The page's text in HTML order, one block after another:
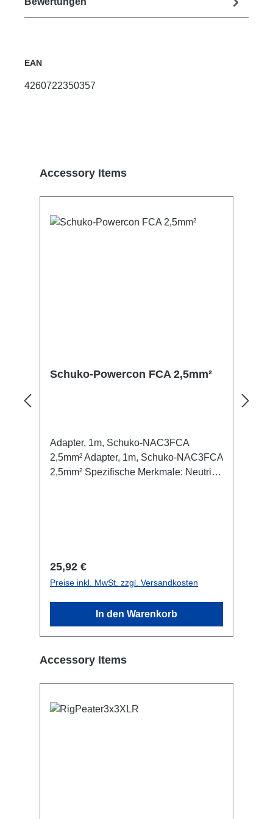
EAN
4260722350357
Produktgalerie überspringen
Accessory Items
Schuko-Powercon FCA 2,5mm²
Adapter, 1m, Schuko-NAC3FCA
2,5mm² Adapter, 1m, Schuko-NAC3FCA
2,5mm² Spezifische Merkmale: Neutrik
Regulärer Preis:
25,92 €
Preise inkl. MwSt. zzgl. Versandkosten
In den Warenkorb
Produktgalerie überspringen
Accessory Items